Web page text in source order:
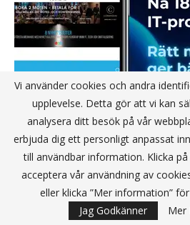
Vi använder cookies och andra
upplevelse. Detta gör att vi kan
analysera ditt besök på vår
erbjuda dig ett personligt anpassat
till användbar information. Klicka
acceptera vår användning av
eller klicka ”Mer information”
Jag Godkänner
Mer